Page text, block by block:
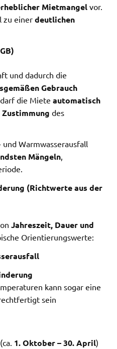
Mietmangel vor.
zu einer deutlichen
und dadurch die
Gebrauch
, darf die Miete automatisch
Zustimmung des
Warmwasserausfall
Mängeln
(Richtwerte aus der
Jahreszeit, Dauer und
Orientierungswerte:
kann sogar eine
sein
1. Oktober – 30. April)